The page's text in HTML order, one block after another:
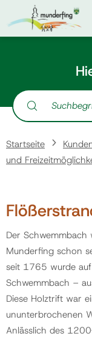
Kontakt
Suche nach:
Home
Kundenservice
Jobs
Politik
Suche nach:
Startseite
und
Der
Munderfing schon
seit 1765 wurde
Schwemmbach –
Diese Holztrift war
ununterbrochenen
Anlässlich des